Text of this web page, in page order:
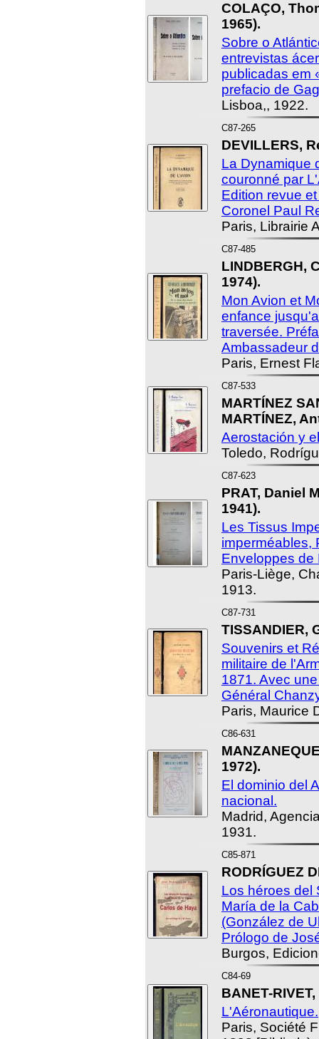
COLAÇO,
1965).
Sobre o
entrevistas
publicadas em
prefacio de
Lisboa,, 1922.
C87-265
DEVILLERS,
La Dynamique
couronné par
Edition revue
Coronel Paul
Paris, Librairie
C87-485
LINDBERGH,
1974).
Mon Avion et
enfance
traversée.
Ambassadeur
Paris, Ernest
C87-533
MARTÍNEZ
MARTÍNEZ,
Aerostación y
Toledo,
C87-623
PRAT, Daniel
1941).
Les Tissus
imperméables,
Enveloppes de
Paris-Liège,
1913.
C87-731
TISSANDIER,
Souvenirs et
militaire de
1871. Avec
Général
Paris, Maurice
C86-631
1972).
El dominio del
nacional.
Madrid,
1931.
C85-871
RODRÍGUEZ
Los héroes del
María de la
(González de
Prólogo de
Burgos,
C84-69
BANET-
L'Aéronautique.
Paris, Société